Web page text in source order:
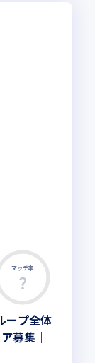
マッチ率
ープ全体
募集｜